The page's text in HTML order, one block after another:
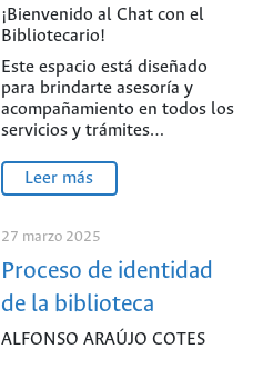
Araújo Cotes.
¡Bienvenido al Chat con el
Bibliotecario!
Este espacio está diseñado
para brindarte asesoría y
acompañamiento en todos los
servicios y trámites…
Leer más
27 marzo 2025
Proceso de identidad
de la biblioteca
ALFONSO ARAÚJO COTES